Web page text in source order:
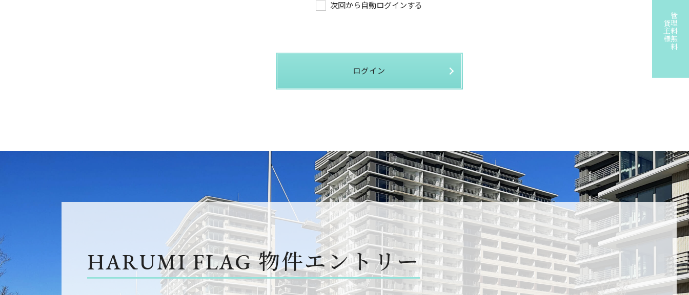
次回から自動ログインする
ログイン
HARUMI FLAG物件エントリー
貸主様管理料無料